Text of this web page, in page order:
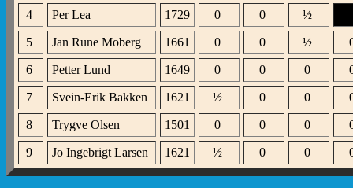
4 Per Lea 1729 0 0 ½
5 Jan Rune Moberg 1661 0 0 ½
6 Petter Lund 1649 0 0 0
7 Svein-Erik Bakken 1621 ½ 0 0
8 Trygve Olsen 1501 0 0 0
9 Jo Ingebrigt Larsen 1621 ½ 0 0